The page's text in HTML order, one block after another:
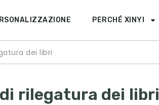
PERCHÉ XINYI
dei libri
rilegatura dei libri